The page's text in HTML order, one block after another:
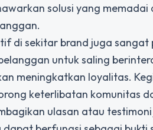
solusi yang
di sekitar brand juga
untuk saling
meningkatkan loyalitas.
keterlibatan komunitas
ulasan atau